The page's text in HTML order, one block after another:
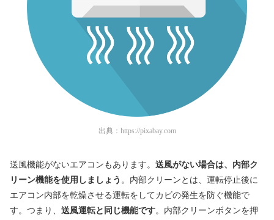
出典： https://pixabay.com
送風機能がないエアコンもあります。 送風がない場合は、内部ク
リーン機能を使用しましょう 。内部クリーンとは、運転停止後に
エアコン内部を乾燥させる運転をしてカビの発生を防ぐ機能で
す。つまり、 送風運転と同じ機能です。内部クリーンボタンを押